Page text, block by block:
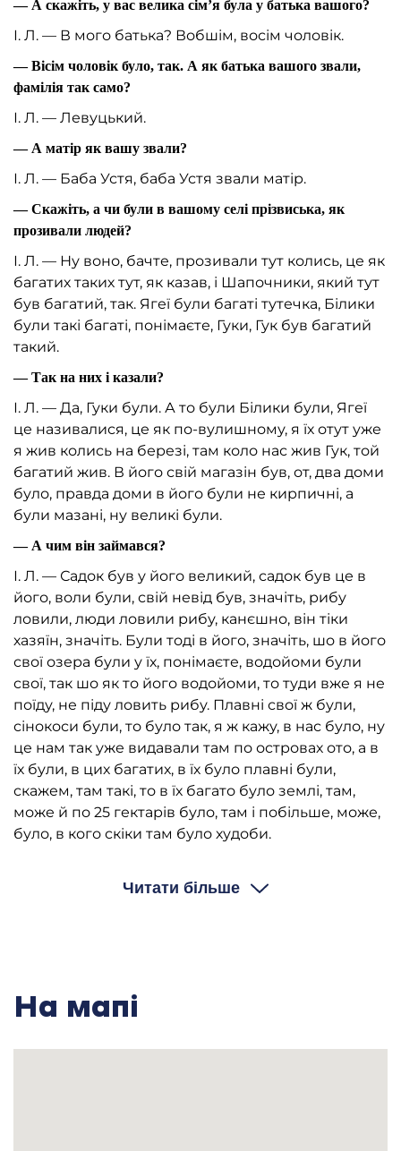
— А скажіть, у вас велика сім’я була у батька вашого?
І. Л. — В мого батька? Вобшім, восім чоловік.
— Вісім чоловік було, так. А як батька вашого звали,
фамілія так само?
І. Л. — Левуцький.
— А матір як вашу звали?
І. Л. — Баба Устя, баба Устя звали матір.
— Скажіть, а чи були в вашому селі прізвиська, як
прозивали людей?
І. Л. — Ну воно, бачте, прозивали тут колись, це як
багатих таких тут, як казав, і Шапочники, який тут
був багатий, так. Ягеї були багаті тутечка, Білики
були такі багаті, понімаєте, Гуки, Гук був багатий
такий.
— Так на них і казали?
І. Л. — Да, Гуки були. А то були Білики були, Ягеї
це називалися, це як по-вулишному, я їх отут уже
я жив колись на березі, там коло нас жив Гук, той
багатий жив. В його свій магазін був, от, два доми
було, правда доми в його були не кирпичні, а
були мазані, ну великі були.
— А чим він займався?
І. Л. — Садок був у його великий, садок був це в
його, воли були, свій невід був, значіть, рибу
ловили, люди ловили рибу, канєшно, він тіки
хазяїн, значіть. Були тоді в його, значіть, шо в його
свої озера були у їх, понімаєте, водойоми були
свої, так шо як то його водойоми, то туди вже я не
поїду, не піду ловить рибу. Плавні свої ж були,
сінокоси були, то було так, я ж кажу, в нас було, ну
це нам так уже видавали там по островах ото, а в
їх були, в цих багатих, в їх було плавні були,
скажем, там такі, то в їх багато було землі, там,
може й по 25 гектарів було, там і побільше, може,
було, в кого скіки там було худоби.
ліс пиляли, значіть там, даже не одна, дві було
млин, значіть, то один був здоровий млин. Отаке
було, значіть. А так вобше-то, я ж кажу, у нас дома
Читати більше
На мапі